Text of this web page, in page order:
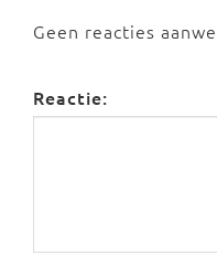
Geen reacties
Reactie: